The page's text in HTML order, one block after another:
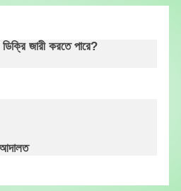
জারী করতে পারে?